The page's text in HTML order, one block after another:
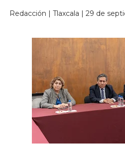
Redacción | Tlaxcala | 29 de